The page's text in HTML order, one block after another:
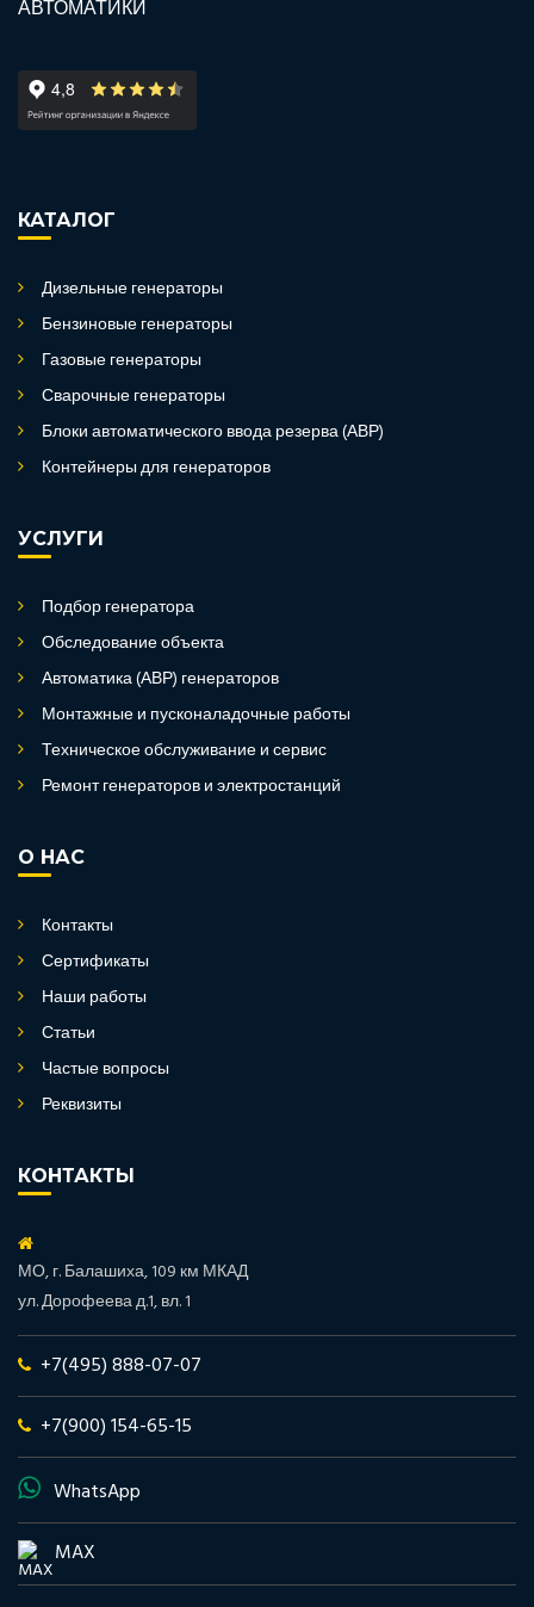
КАТАЛОГ
Дизельные генераторы
Бензиновые генераторы
Газовые генераторы
Сварочные генераторы
Блоки автоматического ввода резерва (АВР)
Контейнеры для генераторов
УСЛУГИ
Подбор генератора
Обследование объекта
Автоматика (АВР) генераторов
Монтажные и пусконаладочные работы
Техническое обслуживание и сервис
Ремонт генераторов и электростанций
О НАС
Контакты
Сертификаты
Наши работы
Статьи
Частые вопросы
Реквизиты
КОНТАКТЫ
МО, г. Балашиха, 109 км МКАД
ул. Дорофеева д.1, вл. 1
+7(495) 888-07-07
+7(900) 154-65-15
WhatsApp
MAX